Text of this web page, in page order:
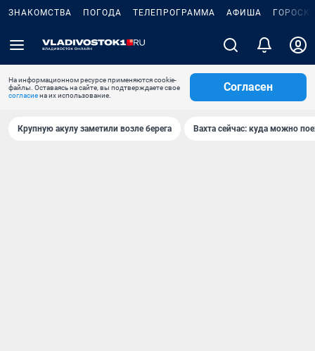
ЗНАКОМСТВА ПОГОДА ТЕЛЕПРОГРАММА АФИША
На информационном ресурсе применяются cookie-
файлы. Оставаясь на сайте, вы подтверждаете свое
согласиена их использование.
Согласен
Крупную акулу заметили возле берега Вахта сейчас: куда можно